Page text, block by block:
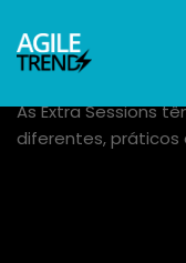
As Extra Sessions
diferentes,